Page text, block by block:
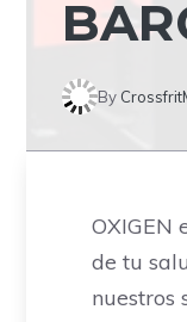
By
OXIGEN
de tu
nuestros